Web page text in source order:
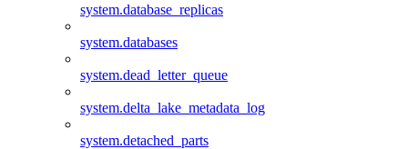
system.database_replicas
system.databases
system.dead_letter_queue
system.delta_lake_metadata_log
system.detached_parts